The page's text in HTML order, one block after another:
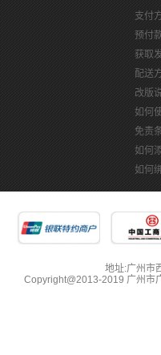
支付
预付
获取
配送
改版
如何
免责
如何
如何
地址:广州市
Copyright@2013-2019 广州市